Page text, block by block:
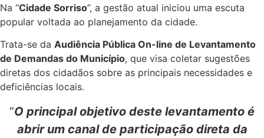
Na “Cidade Sorriso”, a gestão atual iniciou uma escuta
popular voltada ao planejamento da cidade.
Trata-se da Audiência Pública On-line de Levantamento
de Demandas do Município, que visa coletar sugestões
diretas dos cidadãos sobre as principais necessidades e
deficiências locais.
“O principal objetivo deste levantamento é
abrir um canal de participação direta da